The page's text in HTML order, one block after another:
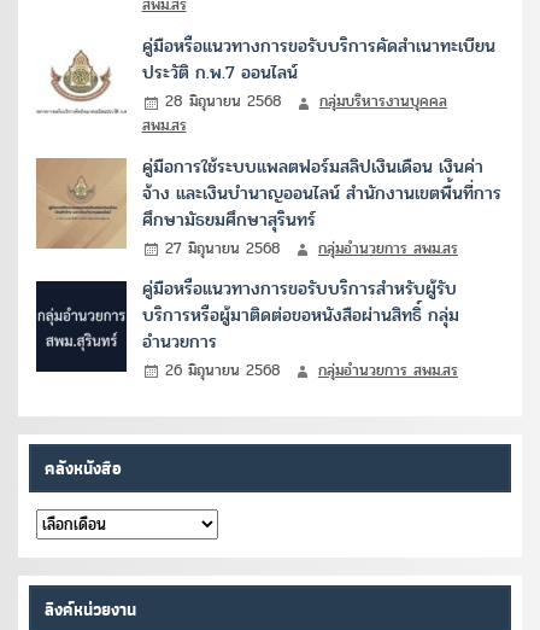
สพม.สร
คู่มือหรือแนวทางการขอรับบริการคัดสำเนาทะเบียน
ประวัติ ก.พ.7 ออนไลน์
28 มิถุนายน 2568
กลุ่มบริหารงานบุคคล
สพม.สร
คู่มือการใช้ระบบแพลตฟอร์มสลิปเงินเดือน เงินค่า
จ้าง และเงินบำนาญออนไลน์ สำนักงานเขตพื้นที่การ
ศึกษามัธยมศึกษาสุรินทร์
27 มิถุนายน 2568 กลุ่มอำนวยการ สพม.สร
คู่มือหรือแนวทางการขอรับบริการสำหรับผู้รับ
บริการหรือผู้มาติดต่อขอหนังสือผ่านสิทธิ์ กลุ่ม
อำนวยการ
26 มิถุนายน 2568 กลุ่มอำนวยการ สพม.สร
คลังหนังสือ
คลัง
หนังสือ
ลิงค์หน่วยงาน